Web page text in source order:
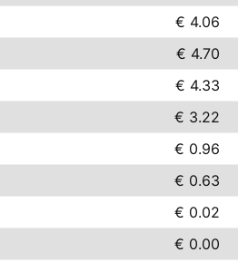
€ 4.06
€ 4.70
€ 4.33
€ 3.22
€ 0.96
€ 0.63
€ 0.02
€ 0.00